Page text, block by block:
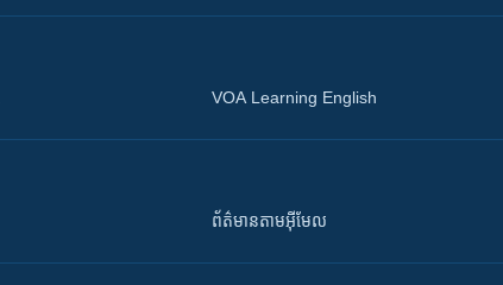
VOA Learning English
ព័ត៌មាន​តាម​អ៊ីមែល